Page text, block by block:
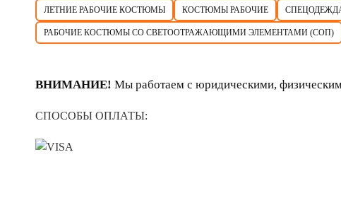
ЛЕТНИЕ РАБОЧИЕ КОСТЮМЫ КОСТЮМЫ РАБОЧИЕ
РАБОЧИЕ КОСТЮМЫ СО СВЕТООТРАЖАЮЩИМИ ЭЛЕМЕНТАМИ (СОП)
ВНИМАНИЕ! Мы работаем с юридическими,
СПОСОБЫ ОПЛАТЫ: